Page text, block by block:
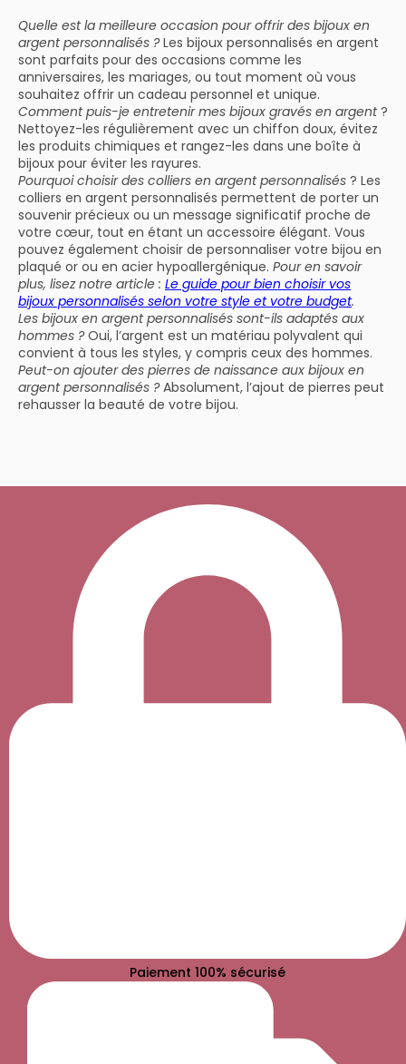
Quelle est la meilleure occasion pour offrir des bijoux en
argent personnalisés ?Les bijoux personnalisés en argent
sont parfaits pour des occasions comme les
anniversaires, les mariages, ou tout moment où vous
souhaitez offrir un cadeau personnel et unique.
Comment puis-je entretenir mes bijoux gravés en argent?
Nettoyez-les régulièrement avec un chiffon doux, évitez
les produits chimiques et rangez-les dans une boîte à
bijoux pour éviter les rayures.
Pourquoi choisir des colliers en argent personnalisés ? Les
colliers en argent personnalisés permettent de porter un
souvenir précieux ou un message significatif proche de
votre cœur, tout en étant un accessoire élégant. Vous
pouvez également choisir de personnaliser votre bijou en
plaqué or ou en acier hypoallergénique. Pour en savoir
plus, lisez notre article : Le guide pour bien choisir vos
bijoux personnalisés selon votre style et votre budget.
Les bijoux en argent personnalisés sont-ils adaptés aux
hommes ?Oui, l’argent est un matériau polyvalent qui
convient à tous les styles, y compris ceux des hommes.
Peut-on ajouter des pierres de naissance aux bijoux en
argent personnalisés ?Absolument, l’ajout de pierres peut
rehausser la beauté de votre bijou.
Paiement 100% sécurisé